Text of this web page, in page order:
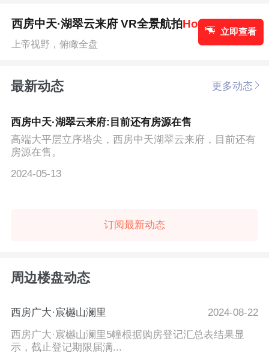
西房中天·湖翠云来府 VR全景航拍Hot!
上帝视野，俯瞰全盘
立即查看
最新动态 更多动态
西房中天·湖翠云来府:目前还有房源在售
高端大平层立序塔尖，西房中天湖翠云来府，目前还有
房源在售。
2024-05-13
订阅最新动态
周边楼盘动态
西房广大·宸樾山澜里
2024-08-22
西房广大·宸樾山澜里5幢根据购房登记汇总表结果显
示，截止登记期限届满...